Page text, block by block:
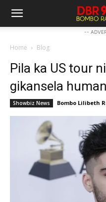
--
Home Blog
Pila ka US tour
gikansela
Showbiz News Bombo Lilibeth